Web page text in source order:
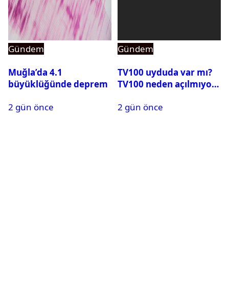
Gündem
Muğla’da 4.1
büyüklüğünde deprem
2 gün önce
Gündem
TV100 uyduda var mı?
TV100 neden açılmıyor?
2 gün önce